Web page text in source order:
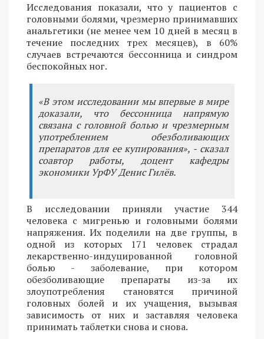
Исследования показали, что у пациентов с
головными болями, чрезмерно принимавших
анальгетики (не менее чем 10 дней в месяц в
течение последних трех месяцев), в 60%
случаев встречаются бессонница и синдром
беспокойных ног.
«В этом исследовании мы впервые в мире
доказали, что бессонница напрямую
связана с головной болью и чрезмерным
употреблением обезболивающих
препаратов для ее купирования», - сказал
соавтор работы, доцент кафедры
экономики УрФУ Денис Гилёв.
В исследовании приняли участие 344
человека с мигренью и головными болями
напряжения. Их поделили на две группы, в
одной из которых 171 человек страдал
лекарственно-индуцированной головной
болью - заболевание, при котором
обезболивающие препараты из-за их
злоупотребления становятся причиной
головных болей и их учащения, вызывая
зависимость от них и заставляя человека
принимать таблетки снова и снова.